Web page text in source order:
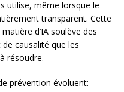
utilise, même lorsque le
transparent. Cette
d’IA soulève des
causalité que les
résoudre.
prévention évoluent: